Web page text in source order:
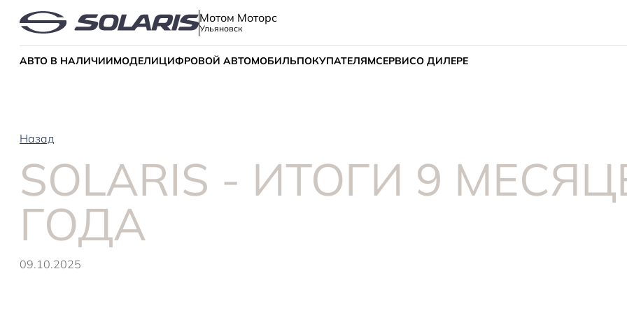
Мотом Моторс
Ульяновск
АВТО В НАЛИЧИИМОДЕЛИЦИФРОВОЙ АВТОМОБИЛЬПОКУПАТЕЛЯМСЕРВИСО ДИЛЕРЕ
Назад
SOLARIS - ИТОГИ 9
ГОДА
09.10.2025